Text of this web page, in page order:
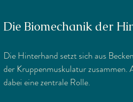
Die Biomechanik der
Die Hinterhand setzt sich aus
der Kruppenmuskulatur zusammen.
dabei eine zentrale Rolle.